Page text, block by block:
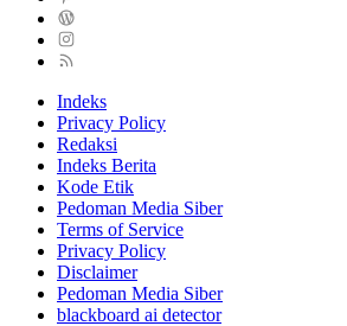
Indeks
Privacy Policy
Redaksi
Indeks Berita
Kode Etik
Pedoman Media Siber
Terms of Service
Privacy Policy
Disclaimer
Pedoman Media Siber
blackboard ai detector